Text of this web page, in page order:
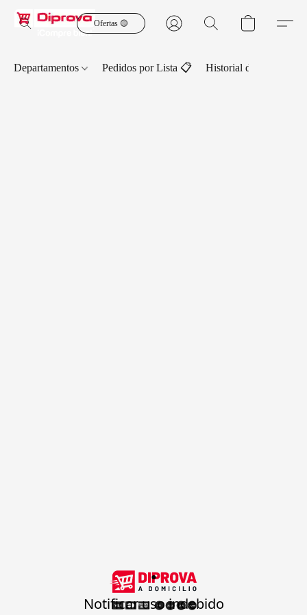
Ofertas 🟡
Departamentos Pedidos por Lista 📋 Historial de Pedidos
.
Notificar uso indebido